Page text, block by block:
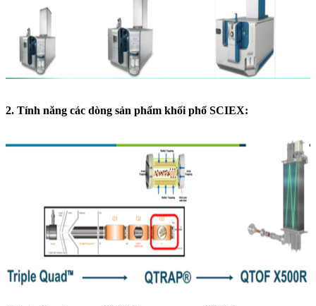
2. Tính năng các dòng sản phẩm khối phổ SCIEX: